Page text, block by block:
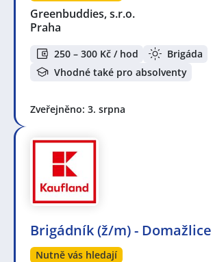
Greenbuddies, s.r.o.
Praha
250 – 300 Kč / hod
Brigáda
Vhodné také pro absolventy
Zveřejněno: 3. srpna
Brigádník (ž/m) - Domažlice
Nutně vás hledají